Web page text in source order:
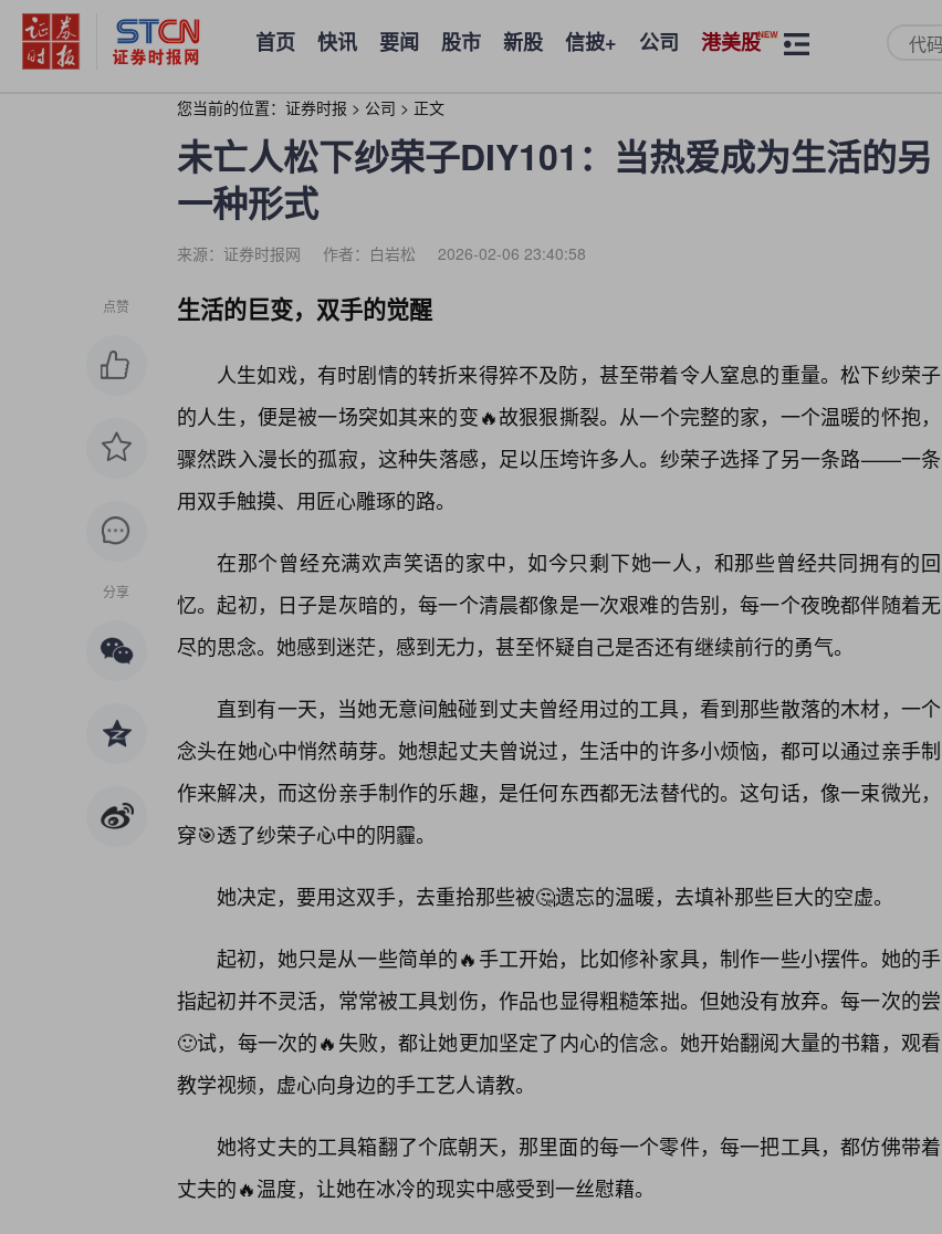
首页 快讯 要闻 股市 新股 信披+ 公司 港美股
您当前的位置： 证券时报 > 公司 > 正文
未亡人松下纱荣子DIY101：当热爱成为生活的另
一种形式
来源：证券时报网 作者：白岩松 2026-02-06 23:40:58
点赞
分享
生活的巨变，双手的觉醒
人生如戏，有时剧情的转折来得猝不及防，甚至带着令人窒息的重量。松下纱荣子
的人生，便是被一场突如其来的变🔥故狠狠撕裂。从一个完整的家，一个温暖的怀抱，
骤然跌入漫长的孤寂，这种失落感，足以压垮许多人。纱荣子选择了另一条路——一条
用双手触摸、用匠心雕琢的路。
在那个曾经充满欢声笑语的家中，如今只剩下她一人，和那些曾经共同拥有的回
忆。起初，日子是灰暗的，每一个清晨都像是一次艰难的告别，每一个夜晚都伴随着无
尽的思念。她感到迷茫，感到无力，甚至怀疑自己是否还有继续前行的勇气。
直到有一天，当她无意间触碰到丈夫曾经用过的工具，看到那些散落的木材，一个
念头在她心中悄然萌芽。她想起丈夫曾说过，生活中的许多小烦恼，都可以通过亲手制
作来解决，而这份亲手制作的乐趣，是任何东西都无法替代的。这句话，像一束微光，
穿🎯透了纱荣子心中的阴霾。
她决定，要用这双手，去重拾那些被🤔遗忘的温暖，去填补那些巨大的空虚。
起初，她只是从一些简单的🔥手工开始，比如修补家具，制作一些小摆件。她的手
指起初并不灵活，常常被工具划伤，作品也显得粗糙笨拙。但她没有放弃。每一次的尝
🙂试，每一次的🔥失败，都让她更加坚定了内心的信念。她开始翻阅大量的书籍，观看
教学视频，虚心向身边的手工艺人请教。
她将丈夫的工具箱翻了个底朝天，那里面的每一个零件，每一把工具，都仿佛带着
丈夫的🔥温度，让她在冰冷的现实中感受到一丝慰藉。